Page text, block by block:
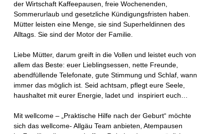
der Wirtschaft Kaffeepausen, freie Wochenenden,
Sommerurlaub und gesetzliche Kündigungsfristen haben.
Mütter leisten eine Menge, sie sind Superheldinnen des
Alltags. Sie sind der Motor der Familie.
Liebe Mütter, darum greift in die Vollen und leistet euch von
allem das Beste: euer Lieblingsessen, nette Freunde,
abendfüllende Telefonate, gute Stimmung und Schlaf, wann
immer das möglich ist. Seid achtsam, pflegt eure Seele,
haushaltet mit eurer Energie, ladet und inspiriert euch…
Mit wellcome – „Praktische Hilfe nach der Geburt“ möchte
sich das wellcome- Allgäu Team anbieten, Atempausen